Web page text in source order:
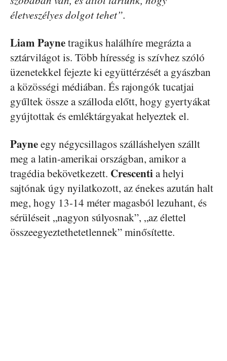
életveszélyes dolgot tehet”.
Liam Paynetragikus halálhíre megrázta a
sztárvilágot is. Több híresség is szívhez szóló
üzenetekkel fejezte ki együttérzését a gyászban
a közösségi médiában. És rajongók tucatjai
gyűltek össze a szálloda előtt, hogy gyertyákat
gyújtottak és emléktárgyakat helyeztek el.
Payneegy négycsillagos szálláshelyen szállt
meg a latin-amerikai országban, amikor a
tragédia bekövetkezett. Crescentia helyi
sajtónak úgy nyilatkozott, az énekes azután halt
meg, hogy 13-14 méter magasból lezuhant, és
sérüléseit „nagyon súlyosnak”, „az élettel
összeegyeztethetetlennek” minősítette.